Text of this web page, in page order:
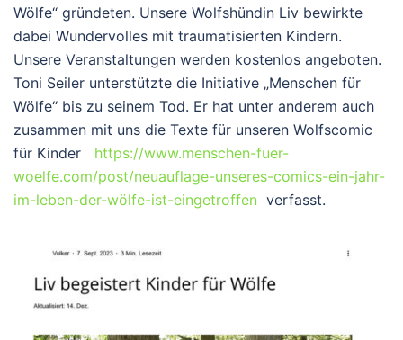
Wölfe“ gründeten. Unsere Wolfshündin Liv bewirkte
dabei Wundervolles mit traumatisierten Kindern.
Unsere Veranstaltungen werden kostenlos angeboten.
Toni Seiler unterstützte die Initiative „Menschen für
Wölfe“ bis zu seinem Tod. Er hat unter anderem auch
zusammen mit uns die Texte für unseren Wolfscomic
für Kinder https://www.menschen-fuer-
woelfe.com/post/neuauflage-unseres-comics-ein-jahr-
im-leben-der-wölfe-ist-eingetroffen verfasst.